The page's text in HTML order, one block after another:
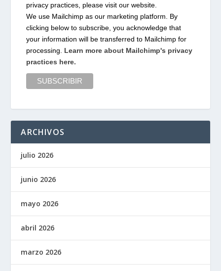
privacy practices, please visit our website.
We use Mailchimp as our marketing platform. By
clicking below to subscribe, you acknowledge that
your information will be transferred to Mailchimp for
processing. Learn more about Mailchimp's privacy
practices here.
ARCHIVOS
julio 2026
junio 2026
mayo 2026
abril 2026
marzo 2026